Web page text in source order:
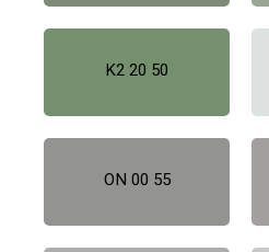
K2 20 50
ON 00 55